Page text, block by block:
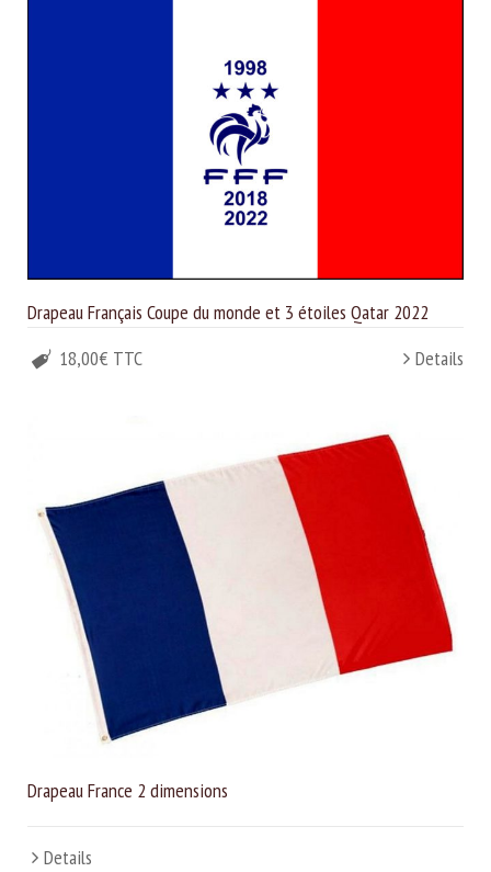
Drapeau Français Coupe du monde et 3 étoiles Qatar 2022
18,00€ TTC
Details
Drapeau France 2 dimensions
Details